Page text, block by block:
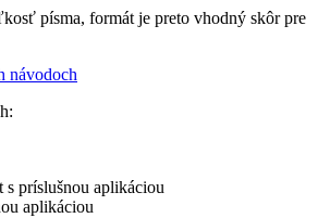
písma, formát je preto vhodný skôr pre
návodoch
s príslušnou aplikáciou
aplikáciou